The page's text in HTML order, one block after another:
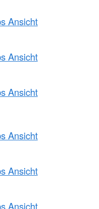
Ansicht
Ansicht
Ansicht
Ansicht
Ansicht
Ansicht